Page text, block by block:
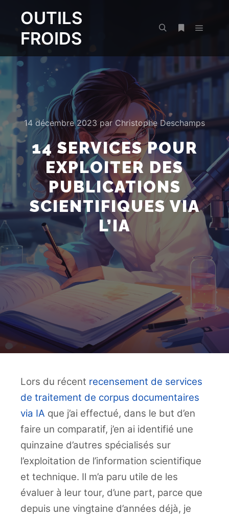
OUTILS
FROIDS
14 décembre 2023par Christophe Deschamps
14 SERVICES POUR
EXPLOITER DES
PUBLICATIONS
SCIENTIFIQUES VIA
L’IA
Lors du récent recensement de services
de traitement de corpus documentaires
via IA que j’ai effectué, dans le but d’en
faire un comparatif, j’en ai identifié une
quinzaine d’autres spécialisés sur
l’exploitation de l’information scientifique
et technique. Il m’a paru utile de les
évaluer à leur tour, d’une part, parce que
depuis une vingtaine d’années déjà, je